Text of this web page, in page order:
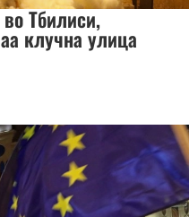
Тбилиси,
клучна улица